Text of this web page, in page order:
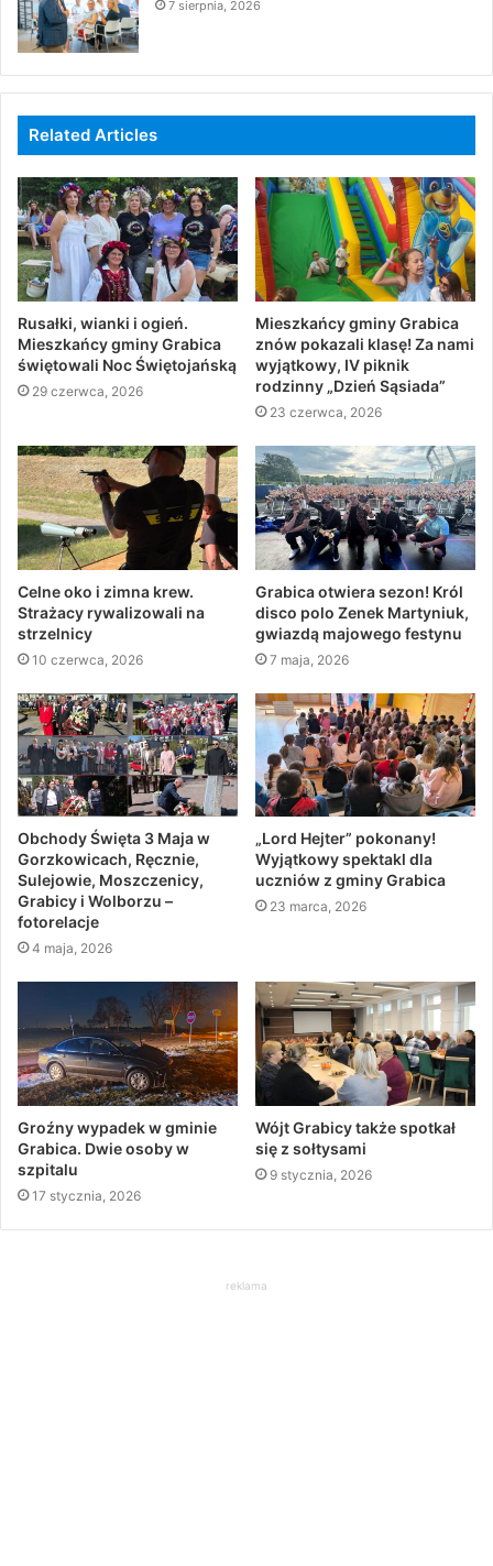
7 sierpnia, 2026
Related Articles
Rusałki, wianki i ogień.
Mieszkańcy gminy Grabica
świętowali Noc Świętojańską
29 czerwca, 2026
Mieszkańcy gminy Grabica
znów pokazali klasę! Za nami
wyjątkowy, IV piknik
rodzinny „Dzień Sąsiada”
23 czerwca, 2026
Celne oko i zimna krew.
Strażacy rywalizowali na
strzelnicy
10 czerwca, 2026
Grabica otwiera sezon! Król
disco polo Zenek Martyniuk,
gwiazdą majowego festynu
7 maja, 2026
Obchody Święta 3 Maja w
Gorzkowicach, Ręcznie,
Sulejowie, Moszczenicy,
Grabicy i Wolborzu –
fotorelacje
4 maja, 2026
„Lord Hejter” pokonany!
Wyjątkowy spektakl dla
uczniów z gminy Grabica
23 marca, 2026
Groźny wypadek w gminie
Grabica. Dwie osoby w
szpitalu
17 stycznia, 2026
Wójt Grabicy także spotkał
się z sołtysami
9 stycznia, 2026
reklama